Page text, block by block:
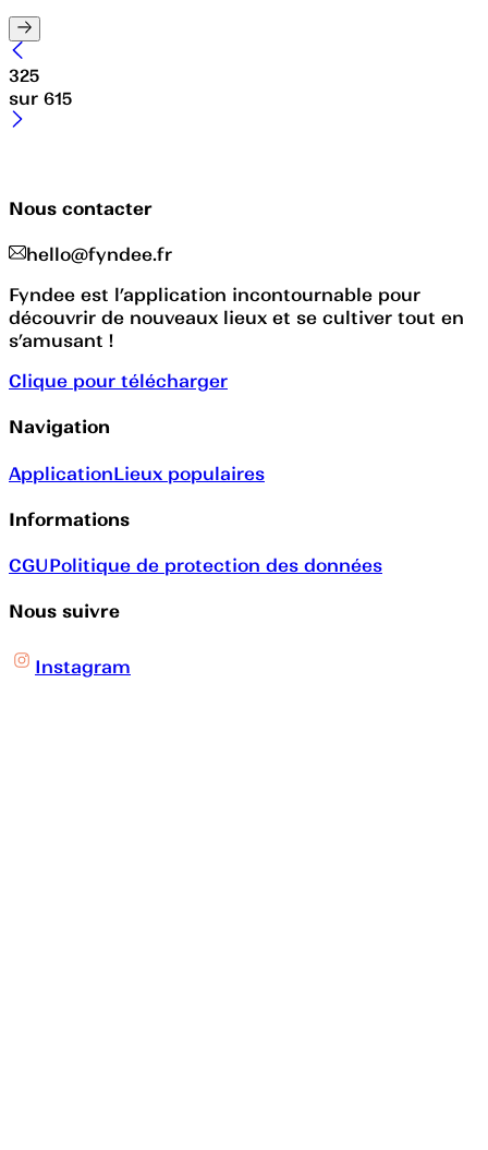
325
sur 615
Nous contacter
hello@fyndee.fr
Fyndee est l’application incontournable pour
découvrir de nouveaux lieux et se cultiver tout en
s’amusant !
Clique pour télécharger
Navigation
ApplicationLieux populaires
Informations
CGUPolitique de protection des données
Nous suivre
Instagram